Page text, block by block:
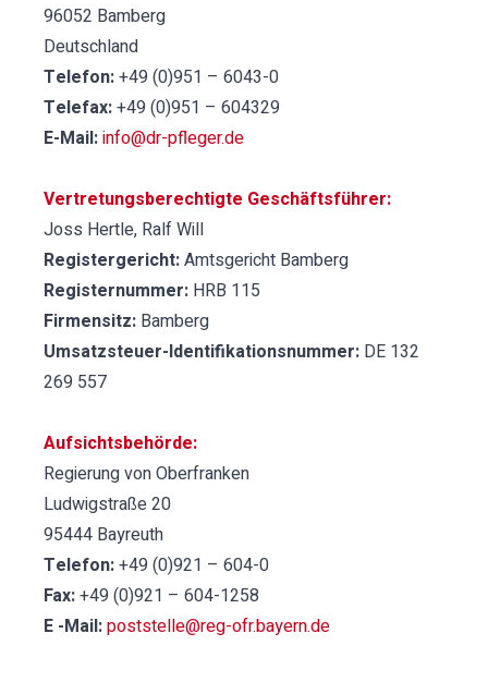
96052 Bamberg
Deutschland
Telefon:+49 (0)951 – 6043-0
Telefax:+49 (0)951 – 604329
E-Mail:info@dr-pfleger.de
Vertretungsberechtigte Geschäftsführer:
Joss Hertle, Ralf Will
Registergericht:Amtsgericht Bamberg
Registernummer: HRB 115
Firmensitz: Bamberg
Umsatzsteuer-Identifikationsnummer: DE 132
269 557
Aufsichtsbehörde:
Regierung von Oberfranken
Ludwigstraße 20
95444 Bayreuth
Telefon:+49 (0)921 – 604-0
Fax:+49 (0)921 – 604-1258
E -Mail:poststelle@reg-ofr.bayern.de